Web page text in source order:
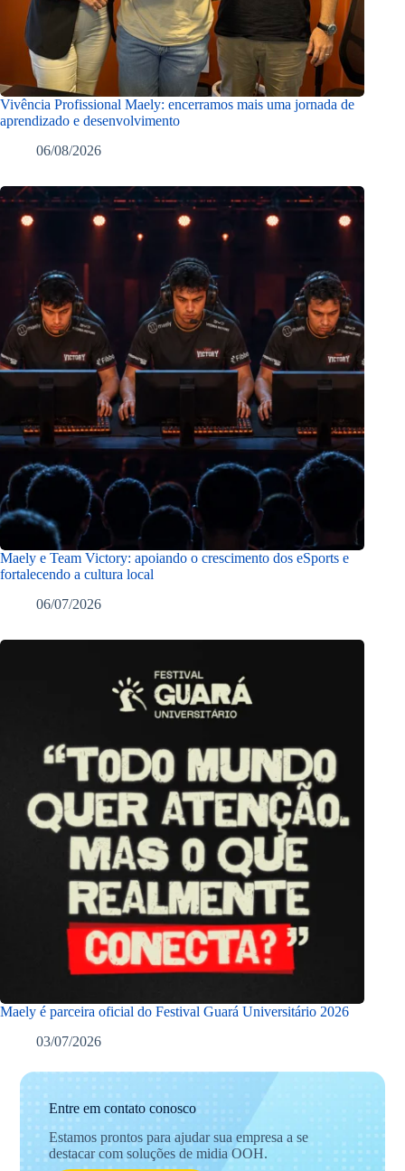
Vivência Profissional Maely: encerramos mais uma jornada de
aprendizado e desenvolvimento
06/08/2026
Maely e Team Victory: apoiando o crescimento dos eSports e
fortalecendo a cultura local
06/07/2026
Maely é parceira oficial do Festival Guará Universitário 2026
03/07/2026
Entre em contato conosco
Estamos prontos para ajudar sua empresa a se
destacar com soluções de midia OOH.